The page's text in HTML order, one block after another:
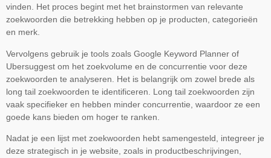
vinden. Het proces begint met het brainstormen van relevante
zoekwoorden die betrekking hebben op je producten, categorieën
en merk.
Vervolgens gebruik je tools zoals Google Keyword Planner of
Ubersuggest om het zoekvolume en de concurrentie voor deze
zoekwoorden te analyseren. Het is belangrijk om zowel brede als
long tail zoekwoorden te identificeren. Long tail zoekwoorden zijn
vaak specifieker en hebben minder concurrentie, waardoor ze een
goede kans bieden om hoger te ranken.
Nadat je een lijst met zoekwoorden hebt samengesteld, integreer je
deze strategisch in je website, zoals in productbeschrijvingen,